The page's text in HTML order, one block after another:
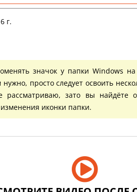
г.
значок у папки Windows
просто следует освоить
рассматриваю, зато вы найдёте
иконки папки.